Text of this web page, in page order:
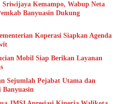
Sriwijaya Kemampo, Wabup Neta
Banyuasin Dukung
Koperasi Siapkan Agenda
Mobil Siap Berikan Layanan
Sejumlah Pejabat Utama dan
Banyuasin